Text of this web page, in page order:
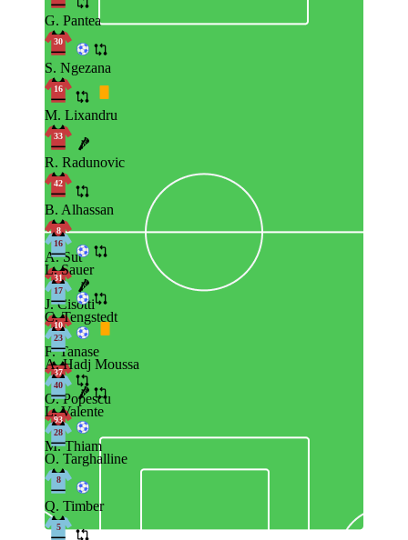
G. Pantea
30
S. Ngezana
16
M. Lixandru
33
R. Radunovic
42
B. Alhassan
8
A. Sut
31
J. Cisotti
10
F. Tanase
37
O. Popescu
93
M. Thiam
16
L. Sauer
17
C. Tengstedt
23
A. Hadj Moussa
40
L. Valente
28
O. Targhalline
8
Q. Timber
5